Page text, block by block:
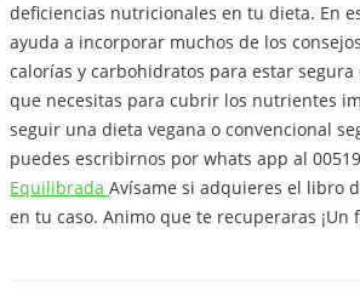
deficiencias nutricionales en tu dieta. En
ayuda a incorporar muchos de los
calorías y carbohidratos para estar
que necesitas para cubrir los nutrientes
seguir una dieta vegana o convencional
puedes escribirnos por whats app al
Equilibrada Avísame si adquieres el libro
en tu caso. Animo que te recuperaras ¡Un